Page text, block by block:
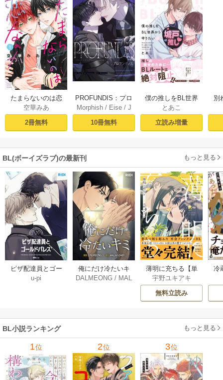
たまらないのは恋
なのか（１）【シ
ーモア限定特典付
き】
空華みあ
2冊無料
PROFUNDIS：プロ
フンディス【タテ
ヨミ】1
Morphish/ Eise/ J
aeyoung
10冊無料
僕の推しをBL世界
から守りたい【シ
ーモア限定特典付
き電子単行本】 上
とあこ
立読み増量
別
BL(ボーイズラブ)の最新刊 もっと見る
ピザ配達員とゴー
ルドパレス【タテ
u-pi
俺にだけ冷たいキ
ミ【タテヨミ】 34
DALMEONG / MAL
薄明に充ちる【単
行本版】 5巻
宇野ユキアキ
無料立読み
冷
BL小説ランキング もっと見る
1位 2位 3位